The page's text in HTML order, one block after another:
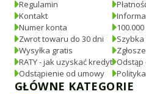
Regulamin
Kontakt
Numer konta
Zwrot towaru do 30 dni
Wysyłka gratis
RATY - jak uzyskać kredyt
Odstąpienie od umowy
Szybka
GŁÓWNE KATEGORIE